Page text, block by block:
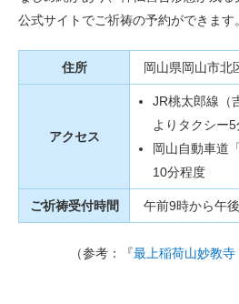
公式サイトでご祈祷の予約ができます。
住所 岡山県岡山市北
アクセス
JR桃太郎線（
よりタクシー
岡山自動車道
10分程度
ご祈祷受付時間 午前9時から午
（参考：『最上稲荷山妙教